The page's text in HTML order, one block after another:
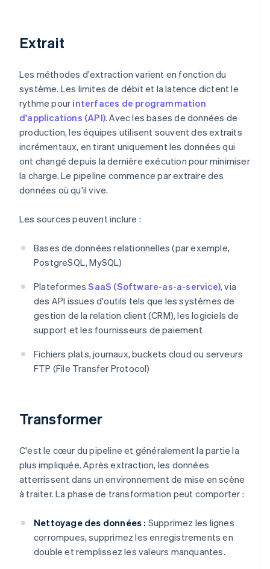
Extrait
Les méthodes d'extraction varient en fonction du
système. Les limites de débit et la latence dictent le
rythme pour interfaces de programmation
d'applications (API). Avec les bases de données de
production, les équipes utilisent souvent des extraits
incrémentaux, en tirant uniquement les données qui
ont changé depuis la dernière exécution pour minimiser
la charge. Le pipeline commence par extraire des
données où qu'il vive.
Les sources peuvent inclure :
Bases de données relationnelles (par exemple,
PostgreSQL, MySQL)
PlateformesSaaS (Software-as-a-service), via
des API issues d'outils tels que les systèmes de
gestion de la relation client (CRM), les logiciels de
support et les fournisseurs de paiement
Fichiers plats, journaux, buckets cloud ou serveurs
FTP (File Transfer Protocol)
Transformer
C'est le cœur du pipeline et généralement la partie la
plus impliquée. Après extraction, les données
atterrissent dans un environnement de mise en scène
à traiter. La phase de transformation peut comporter :
Nettoyage des données : Supprimez les lignes
corrompues, supprimez les enregistrements en
double et remplissez les valeurs manquantes.